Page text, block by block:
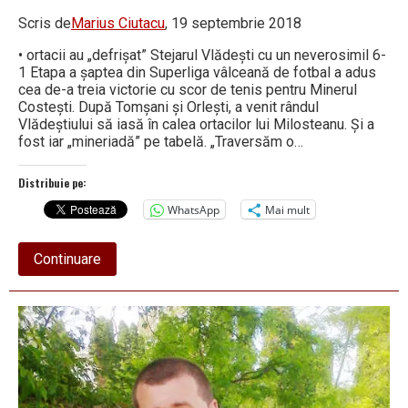
Scris de Marius Ciutacu, 19 septembrie 2018
• ortacii au „defrișat” Stejarul Vlădești cu un neverosimil 6-
1 Etapa a șaptea din Superliga vâlceană de fotbal a adus
cea de-a treia victorie cu scor de tenis pentru Minerul
Costești. După Tomșani și Orlești, a venit rândul
Vlădeștiului să iasă în calea ortacilor lui Milosteanu. Și a
fost iar „mineriadă” pe tabelă. „Traversăm o…
Distribuie pe:
WhatsApp
Mai mult
Continuareabout
În
Superligă,
Costești,
a
treia
victorie
la
scor
de